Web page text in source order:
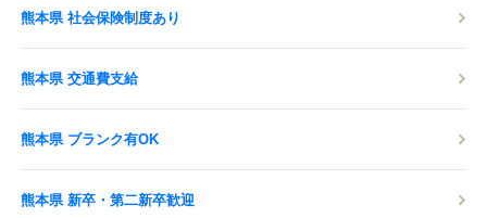
熊本県 社会保険制度あり
熊本県 交通費支給
熊本県 ブランク有OK
熊本県 新卒・第二新卒歓迎